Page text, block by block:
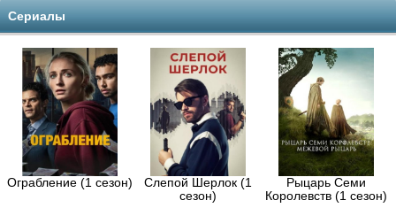
Сериалы
Ограбление (1 сезон)
Слепой Шерлок (1
сезон)
Рыцарь Семи
Королевств (1 сезон)